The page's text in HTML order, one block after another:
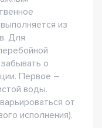
из
Для
о
Первое –
воды.
от
исполнения).